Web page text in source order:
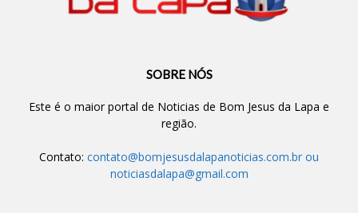
SOBRE NÓS
Este é o maior portal de Noticias de Bom Jesus da Lapa e
região.
Contato: contato@bomjesusdalapanoticias.com.br ou
noticiasdalapa@gmail.com